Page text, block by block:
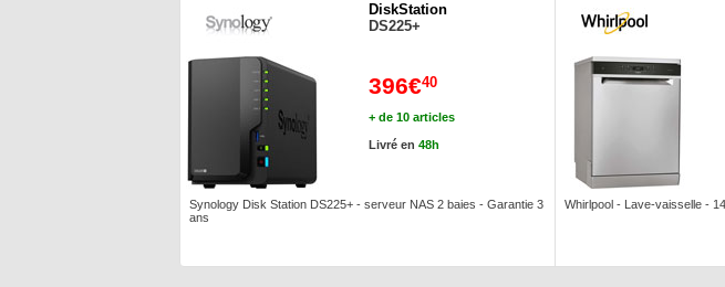
396€40
+ de 10 articles
Livré en 48h
DiskStation
DS225+
Synology Disk Station DS225+ - serveur NAS 2 baies - Garantie 3
ans
Whirlpool - Lave-vaisselle -